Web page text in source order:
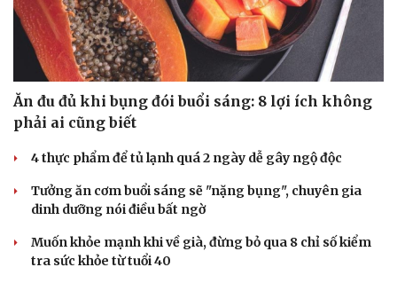
Du lịch
Tư vấn
Săn Tour
check-in
Podcast
Câu chuyện thời sự
Đọc truyện đêm khuya
Cửa sổ tình yêu
Hạt giống tâm hồn
Ăn đu đủ khi bụng đói buổi sáng: 8 lợi ích không
phải ai cũng biết
4 thực phẩm để tủ lạnh quá 2 ngày dễ gây ngộ độc
Tưởng ăn cơm buổi sáng sẽ "nặng bụng", chuyên gia
dinh dưỡng nói điều bất ngờ
Muốn khỏe mạnh khi về già, đừng bỏ qua 8 chỉ số kiểm
tra sức khỏe từ tuổi 40